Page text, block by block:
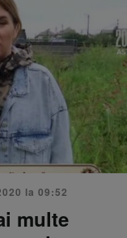
la 09:52
multe